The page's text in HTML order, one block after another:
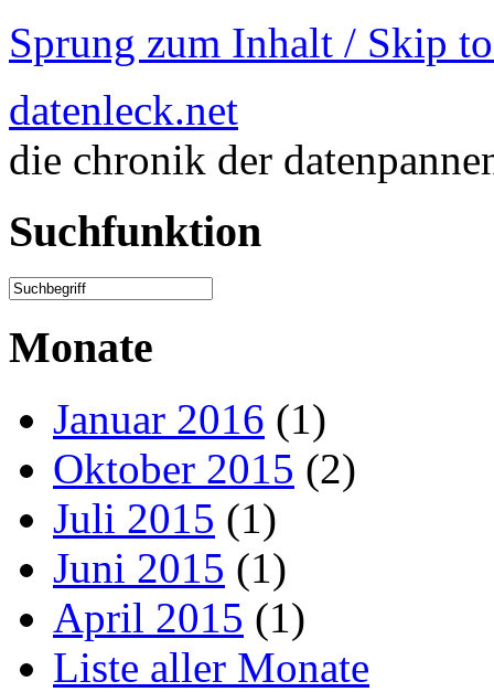
Sprung zum Inhalt / Skip
datenleck.net
die chronik der
Suchfunktion
Monate
Januar 2016 (1)
Oktober 2015 (2)
Juli 2015 (1)
Juni 2015 (1)
April 2015 (1)
Liste aller Monate